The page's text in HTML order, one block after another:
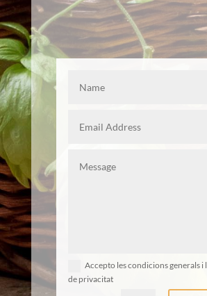
Accepto les condicions generals i
de privacitat